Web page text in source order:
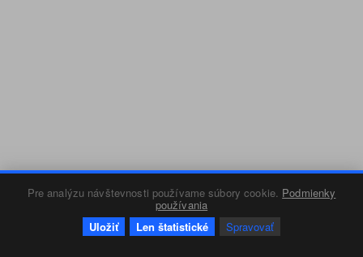
Pre analýzu návštevnosti používame súbory cookie. Podmienky
používania
Uložiť
Len štatistické Spravovať